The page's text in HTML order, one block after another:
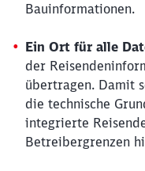
Bauinformationen.
Ein Ort für alle
der
übertragen. Damit
die technische
integrierte
Betreibergrenzen